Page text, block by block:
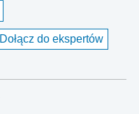
Dołącz do ekspertów